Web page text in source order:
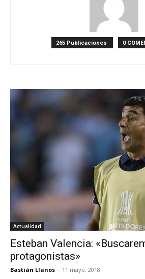
265 Publicaciones 0
Actualidad
Esteban Valencia:
protagonistas»
Bastián Llanos - 11 mayo, 2018